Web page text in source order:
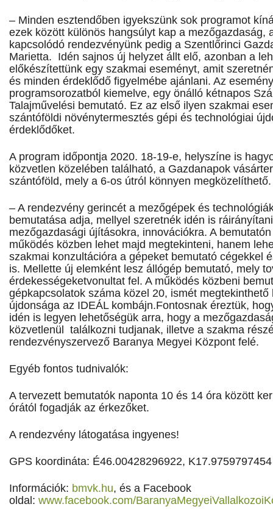
– Minden esztendőben igyekszünk sok programot
ezek között különös hangsúlyt kap a mezőgazdaság,
kapcsolódó rendezvényünk pedig a Szentlőrinci
Marietta. Idén sajnos új helyzet állt elő, azonban a
előkészítettünk egy szakmai eseményt, amit
és minden érdeklődő figyelmébe ajánlani. Az
programsorozatból kiemelve, egy önálló kétnapos
Talajművelési bemutató. Ez az első ilyen szakmai
szántóföldi növénytermesztés gépi és technológiai
érdeklődőket.
A program időpontja 2020. 18-19-e, helyszíne is
közvetlen közelében található, a Gazdanapok
szántóföld, mely a 6-os útról könnyen megközelíthető.
– A rendezvény gerincét a mezőgépek és
bemutatása adja, mellyel szeretnék idén is
mezőgazdasági újításokra, innovációkra. A
működés közben lehet majd megtekinteni, hanem
szakmai konzultációra a gépeket bemutató cégekkel
is. Mellette új elemként lesz állógép bemutató, mely
érdekességeketvonultat fel. A működés közbeni
gépkapcsolatok száma közel 20, ismét
újdonsága az IDEÁL kombájn.Fontosnak éreztük,
idén is legyen lehetőségük arra, hogy a
közvetlenül találkozni tudjanak, illetve a szakma
rendezvényszervező Baranya Megyei Központ felé.
Egyéb fontos tudnivalók:
A tervezett bemutatók naponta 10 és 14 óra között
órától fogadják az érkezőket.
A rendezvény látogatása ingyenes!
GPS koordináta: É46.00428296922, K17.9759797454
Információk: bmvk.hu, és a Facebook
oldal: www.facebook.com/